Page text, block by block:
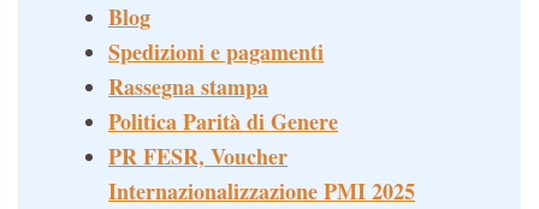
Blog
Spedizioni e pagamenti
Rassegna stampa
Politica Parità di Genere
PR FESR, Voucher
Internazionalizzazione PMI 2025